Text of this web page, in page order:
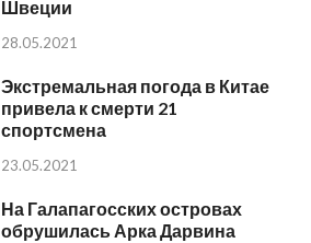
Швеции
28.05.2021
Экстремальная погода в Китае
привела к смерти 21
спортсмена
23.05.2021
На Галапагосских островах
обрушилась Арка Дарвина